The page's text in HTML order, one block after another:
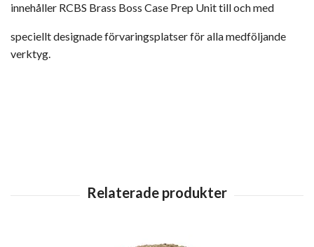
innehåller RCBS Brass Boss Case Prep Unit till och med
speciellt designade förvaringsplatser för alla medföljande
verktyg.